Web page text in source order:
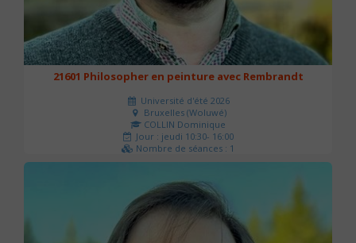
21601 Philosopher en peinture avec Rembrandt
Université d'été 2026
Bruxelles (Woluwé)
COLLIN Dominique
Jour : jeudi 10:30- 16:00
Nombre de séances : 1
40 €